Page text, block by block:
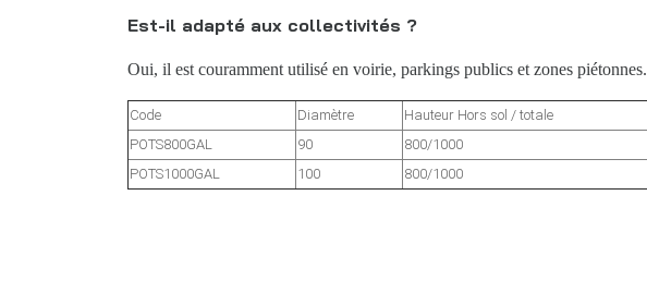
Est-il adapté aux collectivités ?
Oui, il est couramment utilisé en voirie, parkings publics et zones piétonnes.
Code Diamètre Hauteur Hors sol / totale
POTS800GAL
90 800/1000
POTS1000GAL
100 800/1000